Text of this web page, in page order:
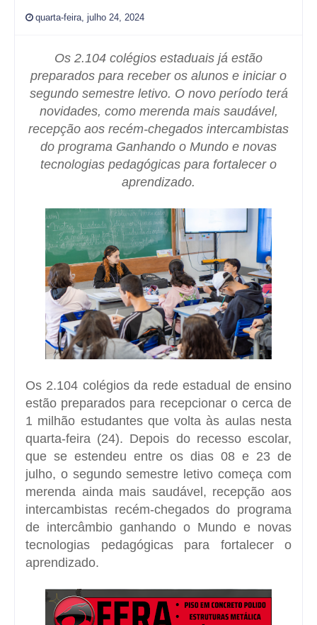
quarta-feira, julho 24, 2024
Os 2.104 colégios estaduais já estão
preparados para receber os alunos e iniciar o
segundo semestre letivo. O novo período terá
novidades, como merenda mais saudável,
recepção aos recém-chegados intercambistas
do programa Ganhando o Mundo e novas
tecnologias pedagógicas para fortalecer o
aprendizado.
Os 2.104 colégios da rede estadual de ensino
estão preparados para recepcionar o cerca de
1 milhão estudantes que volta às aulas nesta
quarta-feira (24). Depois do recesso escolar,
que se estendeu entre os dias 08 e 23 de
julho, o segundo semestre letivo começa com
merenda ainda mais saudável, recepção aos
intercambistas recém-chegados do programa
de intercâmbio ganhando o Mundo e novas
tecnologias pedagógicas para fortalecer o
aprendizado.